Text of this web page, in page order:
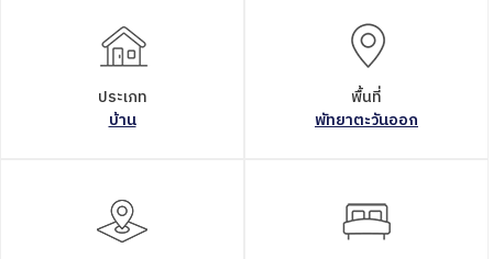
ประเภท
บ้าน
พื้นที่
พัทยาตะวันออก